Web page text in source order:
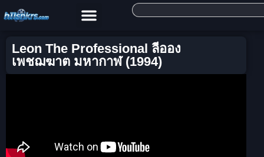
Leon The Professional ลีออง
เพชฌฆาต มหากาฬ (1994)